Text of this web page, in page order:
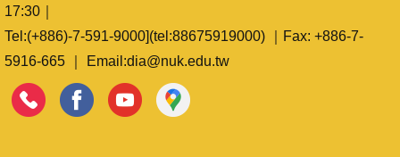
17:30｜
Tel:(+886)-7-591-9000](tel:88675919000) ｜Fax: +886-7-
5916-665 ｜ Email:dia@nuk.edu.tw